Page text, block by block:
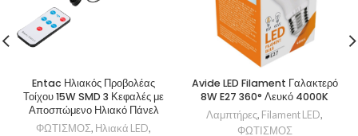
Entac Ηλιακός Προβολέας
Τοίχου 15W SMD 3 Κεφαλές με
Αποσπώμενο Ηλιακό Πάνελ
ΦΩΤΙΣΜΟΣ, Ηλιακά LED,
Avide LED Filament Γαλακτερό
8W E27 360° Λευκό 4000K
Λαμπτήρες, Filament LED,
ΦΩΤΙΣΜΟΣ